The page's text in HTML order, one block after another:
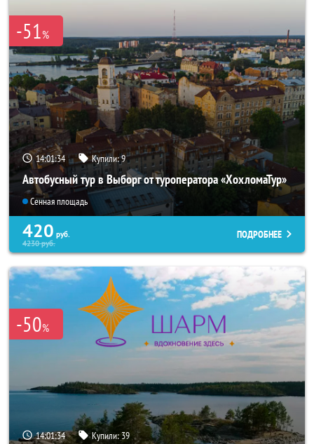
-51%
14:01:32 Купили:9
Автобусный тур в Выборг от туроператора «ХохломаТур»
Сенная площадь
420 руб.
4230руб.
ПОДРОБНЕЕ
-50%
14:01:32 Купили:39